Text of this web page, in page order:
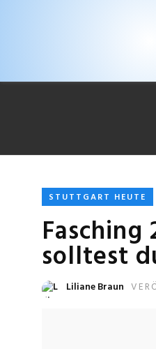
STUTTGART HEUTE
solltest
Liliane Braun